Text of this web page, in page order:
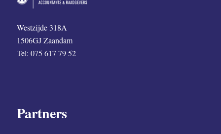
Westzijde 318A
1506GJ Zaandam
Tel: 075 617 79 52
Partners